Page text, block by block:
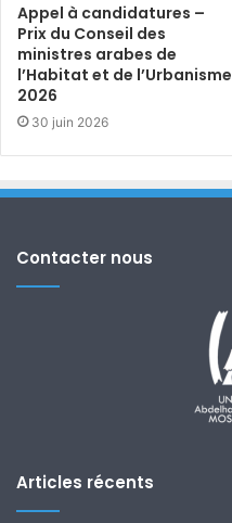
Appel à candidatures –
Prix du Conseil des
ministres arabes de
l’Habitat et de l’Urbanisme
2026
30 juin 2026
Contacter nous
Articles récents